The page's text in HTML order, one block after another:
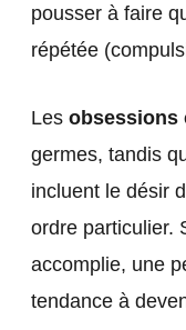
pousser à faire
répétée
Les obsessions
germes, tandis
incluent le désir
ordre particulier.
accomplie, une
tendance à